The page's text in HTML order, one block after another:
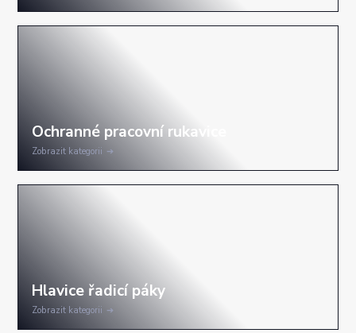
Zobrazit kategorii
Zobrazit kategorii